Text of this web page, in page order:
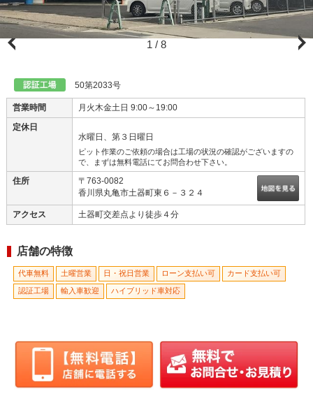
1 / 8
50第2033号
営業時間
月火木金土日 9:00～19:00
定休日
水曜日、第３日曜日
ピット作業のご依頼の場合は工場の状況の確認がございますの
で、まずは無料電話にてお問合わせ下さい。
住所
〒763-0082
香川県丸亀市土器町東６－３２４
アクセス 土器町交差点より徒歩４分
店舗の特徴
代車無料 土曜営業 日・祝日営業 ローン支払い可 カード支払い可
認証工場 輸入車歓迎 ハイブリッド車対応